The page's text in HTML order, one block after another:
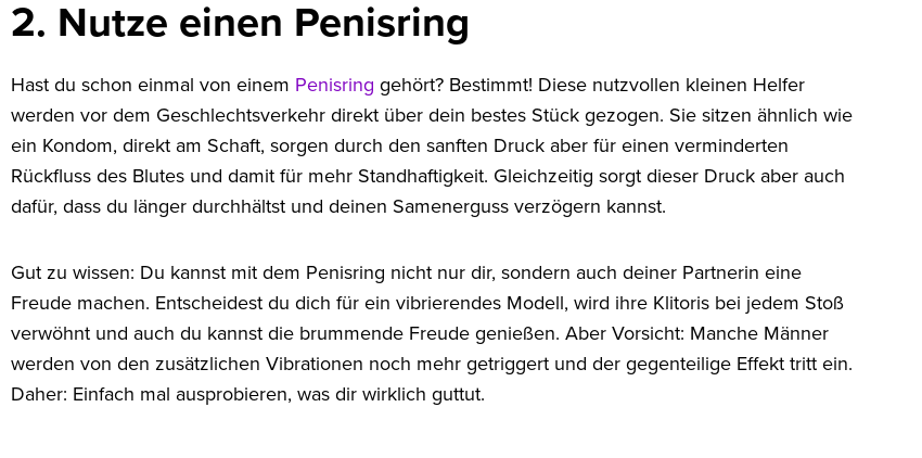
2. Nutze einen Penisring
Hast du schon einmal von einem Penisring gehört? Bestimmt! Diese nutzvollen kleinen Helfer
werden vor dem Geschlechtsverkehr direkt über dein bestes Stück gezogen. Sie sitzen ähnlich wie
ein Kondom, direkt am Schaft, sorgen durch den sanften Druck aber für einen verminderten
Rückfluss des Blutes und damit für mehr Standhaftigkeit. Gleichzeitig sorgt dieser Druck aber auch
dafür, dass du länger durchhältst und deinen Samenerguss verzögern kannst.
Gut zu wissen: Du kannst mit dem Penisring nicht nur dir, sondern auch deiner Partnerin eine
Freude machen. Entscheidest du dich für ein vibrierendes Modell, wird ihre Klitoris bei jedem Stoß
verwöhnt und auch du kannst die brummende Freude genießen. Aber Vorsicht: Manche Männer
werden von den zusätzlichen Vibrationen noch mehr getriggert und der gegenteilige Effekt tritt ein.
Daher: Einfach mal ausprobieren, was dir wirklich guttut.